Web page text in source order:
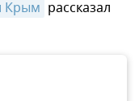
Крым рассказал